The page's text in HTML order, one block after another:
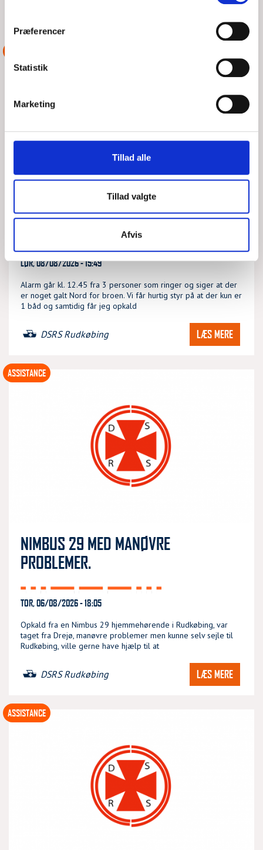
Præferencer
Statistik
Marketing
Tillad alle
Tillad valgte
Afvis
GRUNDSTØDNING VED STORE STEN.
LØR, 08/08/2026 - 15:49
Alarm går kl. 12.45 fra 3 personer som ringer og siger at der
er noget galt Nord for broen. Vi får hurtig styr på at der kun er
1 båd og samtidig får jeg opkald
DSRS Rudkøbing LÆS MERE
NIMBUS 29 MED MANØVRE
PROBLEMER.
TOR, 06/08/2026 - 18:05
Opkald fra en Nimbus 29 hjemmehørende i Rudkøbing, var
taget fra Drejø, manøvre problemer men kunne selv sejle til
Rudkøbing, ville gerne have hjælp til at
DSRS Rudkøbing LÆS MERE
ASSISTANCE
ASSISTANCE